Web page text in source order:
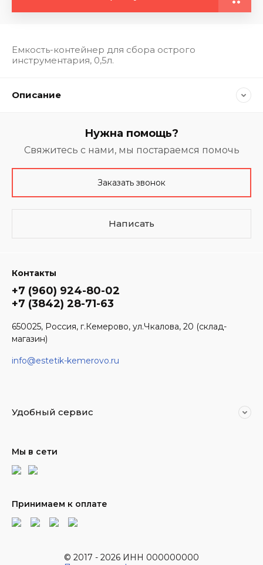
Емкость-контейнер для сбора острого
инструментария, 0,5л.
Описание
Нужна помощь?
Свяжитесь с нами, мы постараемся помочь
Заказать звонок
Написать
Контакты
+7 (960) 924-80-02
+7 (3842) 28-71-63
650025, Россия, г.Кемерово, ул.Чкалова, 20 (склад-
магазин)
info@estetik-kemerovo.ru
Удобный сервис
Мы в сети
Принимаем к оплате
© 2017 - 2026 ИНН 000000000